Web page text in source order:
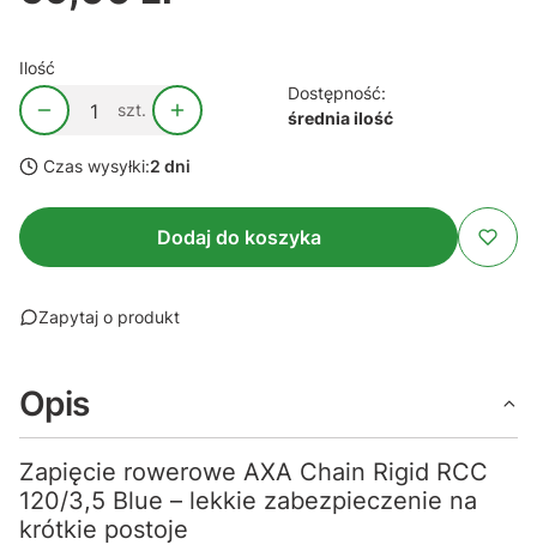
Ilość
szt.
Dostępność:
średnia ilość
Czas wysyłki:2 dni
Dodaj do koszyka
Zapytaj o produkt
Opis
Zapięcie rowerowe AXA Chain Rigid RCC
120/3,5 Blue – lekkie zabezpieczenie na
krótkie postoje